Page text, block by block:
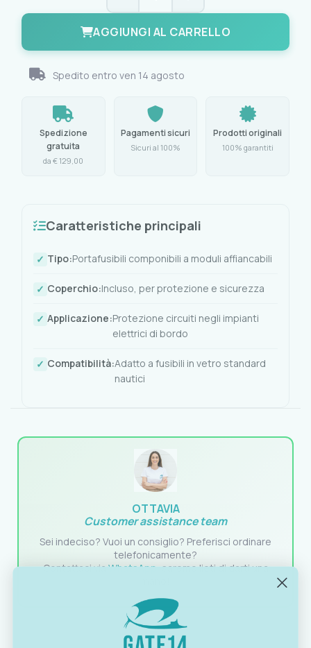
AGGIUNGI AL CARRELLO
Spedito entro ven 14 agosto
Spedizione
gratuita
da € 129,00
Pagamenti sicuri
Sicuri al 100%
Prodotti originali
100% garantiti
Caratteristiche principali
Tipo:Portafusibili componibili a moduli affiancabili
Coperchio:Incluso, per protezione e sicurezza
Applicazione:Protezione circuiti negli impianti
elettrici di bordo
Compatibilità:Adatto a fusibili in vetro standard
nautici
OTTAVIA
Customer assistance team
Sei indeciso? Vuoi un consiglio? Preferisci ordinare
telefonicamente?
Contattaci viaWhatsApp, saremo lieti di darti una